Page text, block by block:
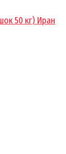
50 кг) Иран